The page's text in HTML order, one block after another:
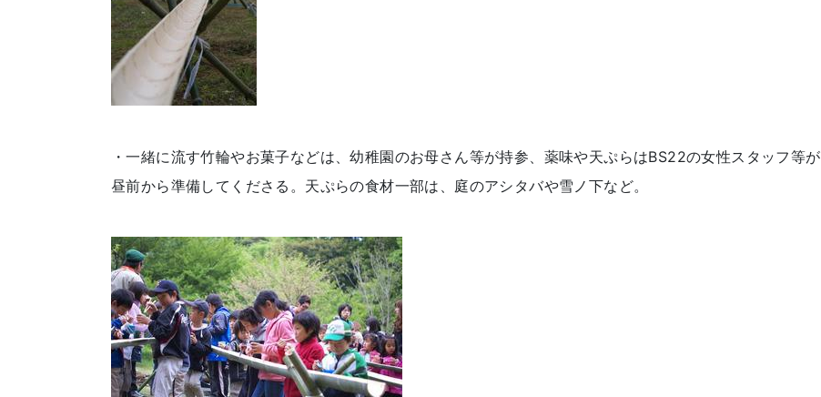
・一緒に流す竹輪やお菓子などは、幼稚園のお母さん等が持参、薬味や天ぷらはBS22の女性スタッフ等が
昼前から準備してくださる。天ぷらの食材一部は、庭のアシタバや雪ノ下など。